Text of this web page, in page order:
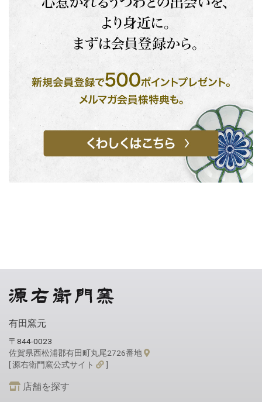
有田窯元
〒844-0023
佐賀県西松浦郡有田町丸尾2726番地
[ 源右衛門窯公式サイト
]
店舗を探す